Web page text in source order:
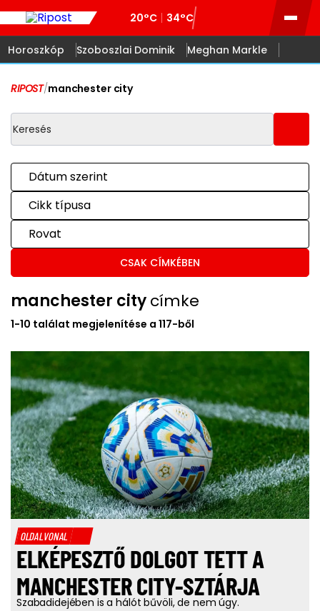
20°C 34°C
Horoszkóp Szoboszlai Dominik Meghan Markle
RIPOST/manchester city
Dátum szerint
Cikk típusa
Rovat
CSAK CÍMKÉBEN
manchester citycímke
1-10 találat megjelenítése a 117-ből
OLDALVONAL
ELKÉPESZTŐ DOLGOT TETT A
MANCHESTER CITY-SZTÁRJA
Szabadidejében is a hálót bűvöli, de nem úgy.